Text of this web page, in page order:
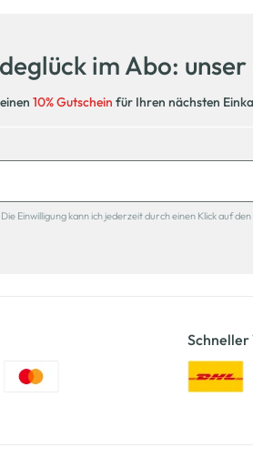
im Abo:
10% Gutschein für Ihren nächsten
Einwilligung kann ich jederzeit durch einen Klick auf
Schneller